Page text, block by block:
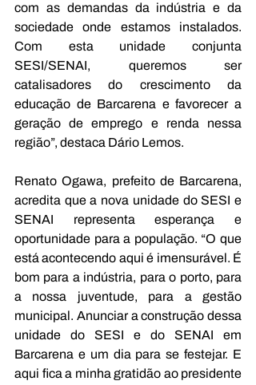
com as demandas da indústria e da
sociedade onde estamos instalados.
Com esta unidade conjunta
SESI/SENAI, queremos ser
catalisadores do crescimento da
educação de Barcarena e favorecer a
geração de emprego e renda nessa
região”, destaca Dário Lemos.
Renato Ogawa, prefeito de Barcarena,
acredita que a nova unidade do SESI e
SENAI representa esperança e
oportunidade para a população. “O que
está acontecendo aqui é imensurável. É
bom para a indústria, para o porto, para
a nossa juventude, para a gestão
municipal. Anunciar a construção dessa
unidade do SESI e do SENAI em
Barcarena e um dia para se festejar. E
aqui fica a minha gratidão ao presidente